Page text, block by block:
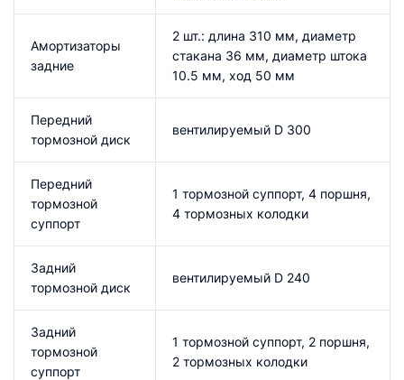
Амортизаторы
задние
2 шт.: длина 310 мм, диаметр
стакана 36 мм, диаметр штока
10.5 мм, ход 50 мм
Передний
тормозной диск
вентилируемый D 300
Передний
тормозной
суппорт
1 тормозной суппорт, 4 поршня,
4 тормозных колодки
Задний
тормозной диск
вентилируемый D 240
Задний
тормозной
суппорт
1 тормозной суппорт, 2 поршня,
2 тормозных колодки